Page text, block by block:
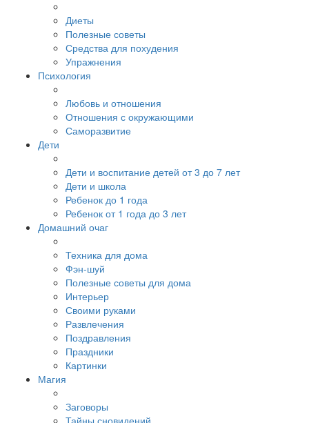
Диеты
Полезные советы
Средства для похудения
Упражнения
Психология
Любовь и отношения
Отношения с окружающими
Саморазвитие
Дети
Дети и воспитание детей от 3 до 7 лет
Дети и школа
Ребенок до 1 года
Ребенок от 1 года до 3 лет
Домашний очаг
Техника для дома
Фэн-шуй
Полезные советы для дома
Интерьер
Своими руками
Развлечения
Поздравления
Праздники
Картинки
Магия
Заговоры
Тайны сновидений